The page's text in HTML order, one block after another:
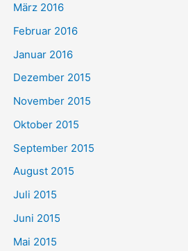
März 2016
Februar 2016
Januar 2016
Dezember 2015
November 2015
Oktober 2015
September 2015
August 2015
Juli 2015
Juni 2015
Mai 2015